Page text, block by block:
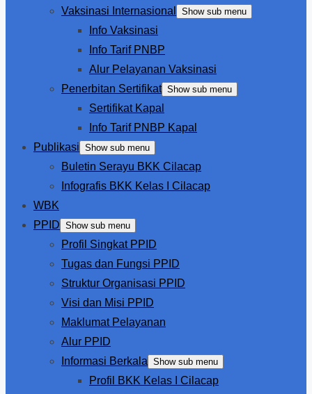
Vaksinasi Internasional Show sub menu
Info Vaksinasi
Info Tarif PNBP
Alur Pelayanan Vaksinasi
Penerbitan Sertifikat Show sub menu
Sertifikat Kapal
Info Tarif PNBP Kapal
Publikasi Show sub menu
Buletin Serayu BKK Cilacap
Infografis BKK Kelas I Cilacap
WBK
PPID Show sub menu
Profil Singkat PPID
Tugas dan Fungsi PPID
Struktur Organisasi PPID
Visi dan Misi PPID
Maklumat Pelayanan
Alur PPID
Informasi Berkala Show sub menu
Profil BKK Kelas I Cilacap